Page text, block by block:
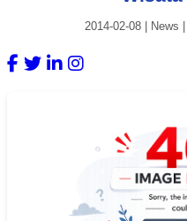
2014-02-08 News